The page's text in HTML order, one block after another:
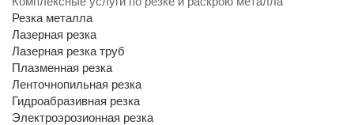
Резка металла
Лазерная резка
Лазерная резка труб
Плазменная резка
Ленточнопильная резка
Гидроабразивная резка
Электроэрозионная резка